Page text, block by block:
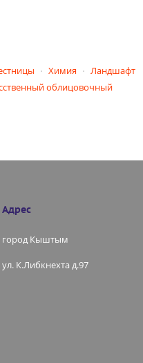
Химия
Ландшафт
облицовочный
Адрес
город Кыштым
ул. К.Либкнехта д.97